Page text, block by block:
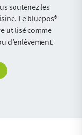
soutenez les
Le bluepos®
utilisé comme
d’enlèvement.